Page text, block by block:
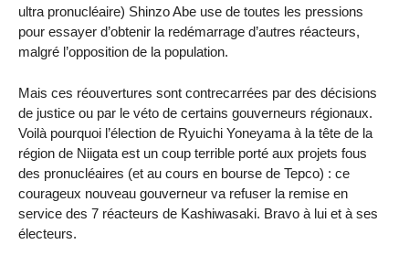
ultra pronucléaire) Shinzo Abe use de toutes les pressions
pour essayer d’obtenir la redémarrage d’autres réacteurs,
malgré l’opposition de la population.
Mais ces réouvertures sont contrecarrées par des décisions
de justice ou par le véto de certains gouverneurs régionaux.
Voilà pourquoi l’élection de Ryuichi Yoneyama à la tête de la
région de Niigata est un coup terrible porté aux projets fous
des pronucléaires (et au cours en bourse de Tepco) : ce
courageux nouveau gouverneur va refuser la remise en
service des 7 réacteurs de Kashiwasaki. Bravo à lui et à ses
électeurs.